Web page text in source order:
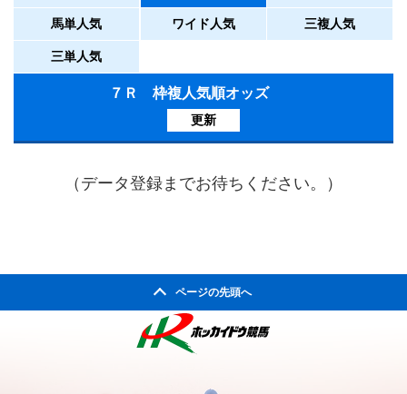
馬単人気 ワイド人気 三複人気
三単人気
７Ｒ 枠複人気順オッズ
更新
（データ登録までお待ちください。）
ページの先頭へ